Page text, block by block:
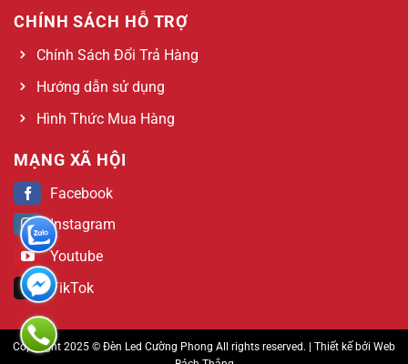
CHÍNH SÁCH HỖ TRỢ
Chính Sách Đổi Trả Hàng
Hướng dẫn sử dụng
Hình Thức Mua Hàng
MẠNG XÃ HỘI
Facebook
Instagram
Youtube
TikTok
Copyright 2025 © Đèn Led Cường Phong All rights reserved. | Thiết kế bởi Web